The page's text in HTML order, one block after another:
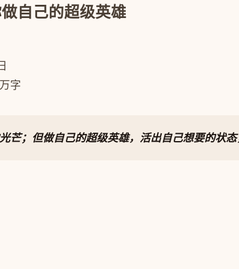
自己的超级英雄
字
芒； 但做自己的超级英雄，活出自己想要的状态